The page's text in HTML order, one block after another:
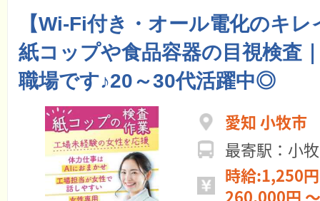
【Wi-Fi付き・オール電化のキ
紙コップや食品容器の目視検査
職場です♪20～30代活躍中◎
愛知 小牧市
最寄駅：小
時給:1,250
260,000円